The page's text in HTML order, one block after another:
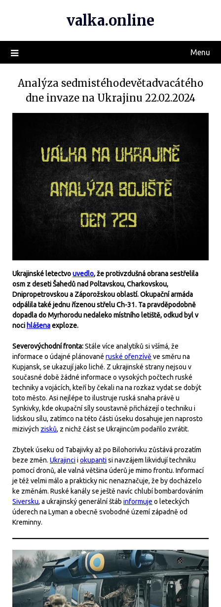
valka.online
Menu
Analýza sedmistéhodevětadvacátého
dne invaze na Ukrajinu 22.02.2024
Ukrajinské letectvouvedlo, že protivzdušná obrana sestřelila
osm z deseti Šahedů nad Poltavskou, Charkovskou,
Dnipropetrovskou a Záporožskou oblastí. Okupační armáda
odpálila také jednu řízenou střelu Ch-31. Ta pravděpodobně
dopadla do Myrhorodu nedaleko místního letiště, odkud byl v
noci hlášenaexploze.
Severovýchodní fronta:Stále více analytiků si všímá, že
informace o údajné plánované ruské ofenzívě ve směru na
Kupjansk, se ukazují jako liché. Z ukrajinské strany nejsou v
současné době žádné informace o vysokých počtech ruské
techniky a vojácích, kteří by čekali na na rozkaz vydat se dobýt
toto město. Asi nejlépe to ilustruje ruská snaha právě u
Synkivky, kde okupační síly soustavně přicházejí o techniku i
lidskou sílu, zatímco na této části úseku dosahuje jen naprosto
mizivých zisků, z nichž část se Ukrajincům podařilo zvrátit.
Zbytek úseku od Tabajivky až po Bilohorivku zůstává prozatím
beze změn. Ukrajinciiokupantisi navzájem likvidují techniku
pomocí dronů, ale valná většina úderů je mimo frontu. Informací
je též velmi málo a prakticky nic nenaznačuje, že by docházelo
ke změnám. Ruské kanály se ještě navíc chlubí bombardováním
Siversku, a ukrajinský generální štáb informuje o leteckých
úderech na Lyman a obecně svobodné území západně od
Kreminny.